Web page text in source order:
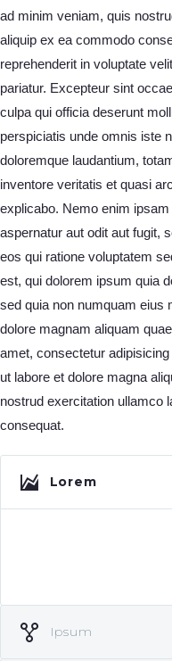
ad minim veniam, quis
aliquip ex ea commodo
reprehenderit in voluptate
pariatur. Excepteur sint
culpa qui officia deserunt
perspiciatis unde omnis iste
doloremque laudantium,
inventore veritatis et quasi
explicabo. Nemo enim
aspernatur aut odit aut fugit,
eos qui ratione voluptatem
est, qui dolorem ipsum quia
sed quia non numquam eius
dolore magnam aliquam
amet, consectetur
ut labore et dolore magna
nostrud exercitation ullamco
consequat.
Lorem
Ipsum